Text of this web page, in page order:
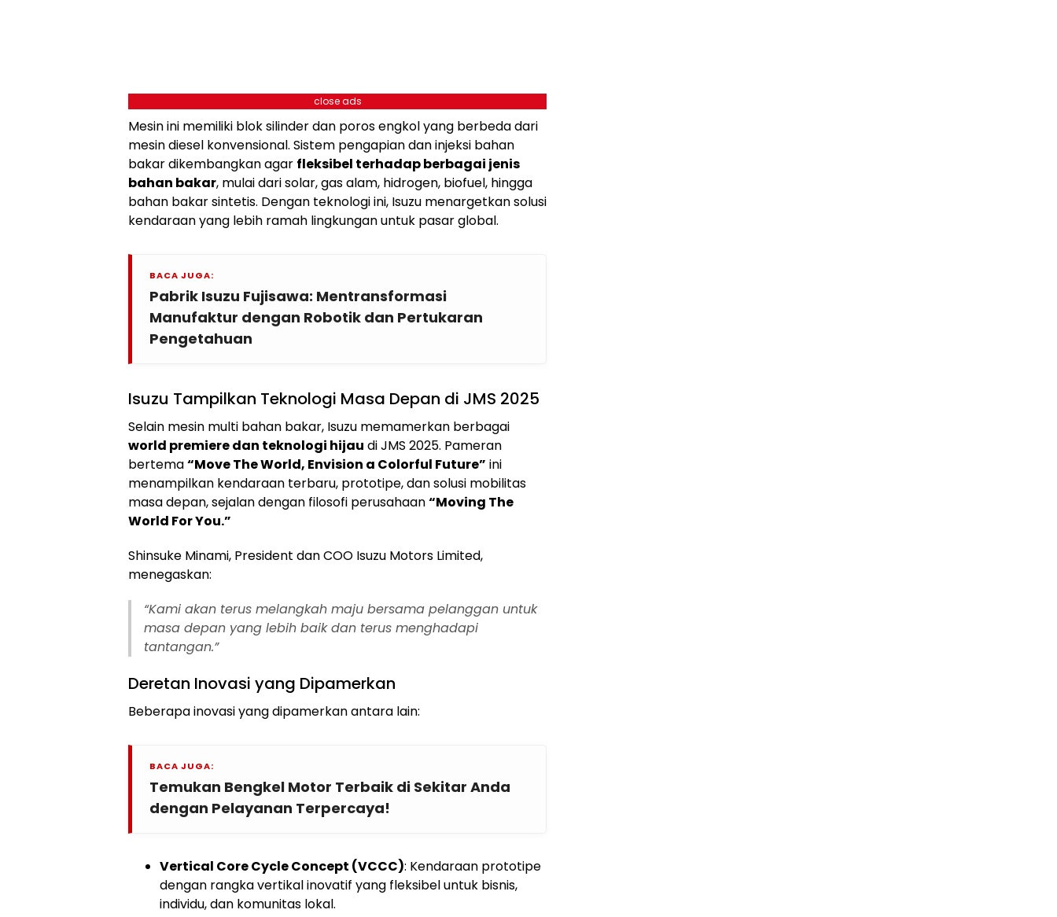
close ads
Mesin ini memiliki blok silinder dan poros engkol yang berbeda dari
mesin diesel konvensional. Sistem pengapian dan injeksi bahan
bakar dikembangkan agar fleksibel terhadap berbagai jenis
bahan bakar, mulai dari solar, gas alam, hidrogen, biofuel, hingga
bahan bakar sintetis. Dengan teknologi ini, Isuzu menargetkan solusi
kendaraan yang lebih ramah lingkungan untuk pasar global.
BACA JUGA:
Pabrik Isuzu Fujisawa: Mentransformasi
Manufaktur dengan Robotik dan Pertukaran
Pengetahuan
Isuzu Tampilkan Teknologi Masa Depan di JMS 2025
Selain mesin multi bahan bakar, Isuzu memamerkan berbagai
world premiere dan teknologi hijau di JMS 2025. Pameran
bertema“Move The World, Envision a Colorful Future” ini
menampilkan kendaraan terbaru, prototipe, dan solusi mobilitas
masa depan, sejalan dengan filosofi perusahaan“Moving The
World For You.”
Shinsuke Minami, President dan COO Isuzu Motors Limited,
menegaskan:
“Kami akan terus melangkah maju bersama pelanggan untuk
masa depan yang lebih baik dan terus menghadapi
tantangan.”
Deretan Inovasi yang Dipamerkan
Beberapa inovasi yang dipamerkan antara lain:
BACA JUGA:
Temukan Bengkel Motor Terbaik di Sekitar Anda
dengan Pelayanan Terpercaya!
Vertical Core Cycle Concept (VCCC): Kendaraan prototipe
dengan rangka vertikal inovatif yang fleksibel untuk bisnis,
individu, dan komunitas lokal.